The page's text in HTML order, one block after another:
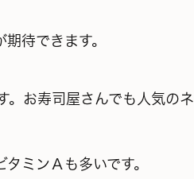
待できます。
。お寿司屋さんでも人気のネ
ミンＡも多いです。